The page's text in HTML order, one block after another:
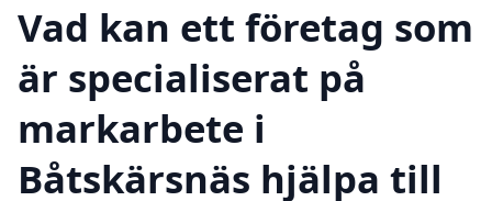
Vad kan ett företag som
är specialiserat på
markarbete i
Båtskärsnäs hjälpa till